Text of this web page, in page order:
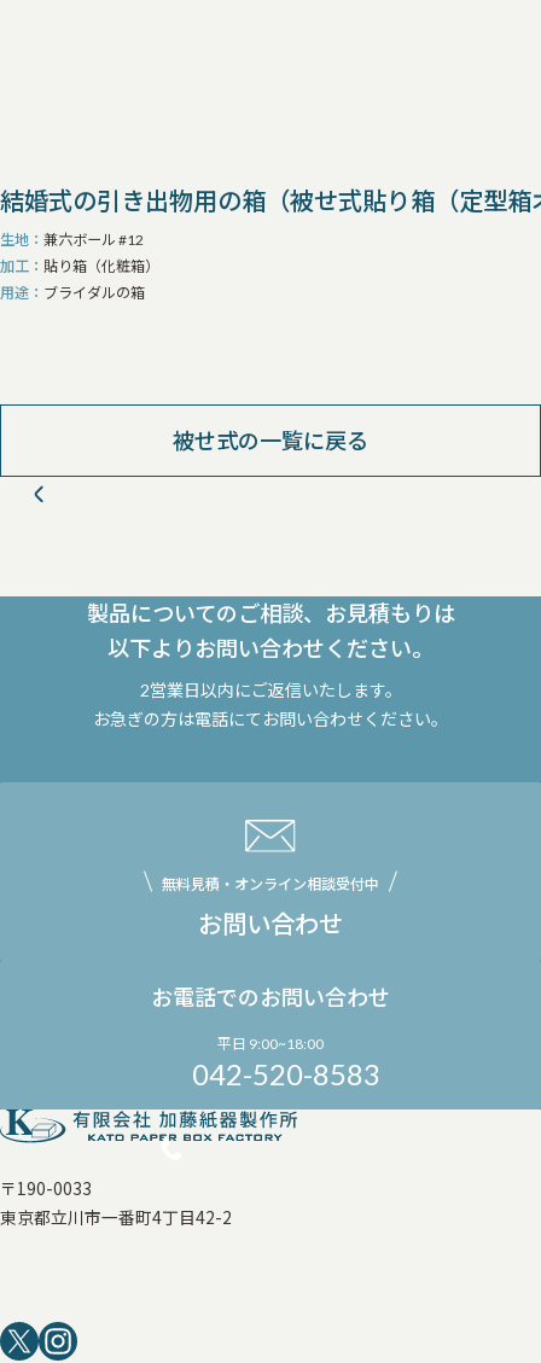
結婚式の引き出物用の箱（被せ式貼り箱（定型
生地
兼六ボール #12
加工
貼り箱（化粧箱）
用途
ブライダルの箱
被せ式の一覧に戻る
製品についてのご相談、お見積もりは
以下よりお問い合わせください。
2営業日以内にご返信いたします。
お急ぎの方は電話にてお問い合わせください。
無料見積・オンライン相談受付中
お問い合わせ
お電話でのお問い合わせ
平日 9:00~18:00
042-520-8583
〒190-0033
東京都立川市一番町4丁目42-2